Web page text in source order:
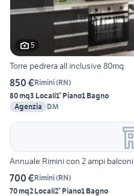
5
Torre pedrera all inclusive 80mq
850 €Rimini(RN)
80 mq3 Locali1° Piano1 Bagno
Agenzia
DM
Annuale Rimini con 2 ampi balconi
700 €Rimini(RN)
70 mq2 Locali2° Piano1 Bagno